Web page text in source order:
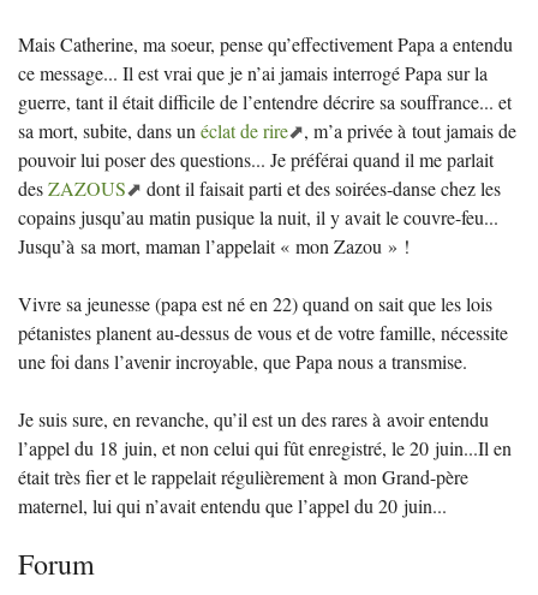
Mais Catherine, ma soeur, pense qu’effectivement Papa a entendu
ce message... Il est vrai que je n’ai jamais interrogé Papa sur la
guerre, tant il était difficile de l’entendre décrire sa souffrance... et
sa mort, subite, dans un éclat de rire
, m’a privée à tout jamais de
pouvoir lui poser des questions... Je préférai quand il me parlait
desZAZOUS
dont il faisait parti et des soirées-danse chez les
copains jusqu’au matin pusique la nuit, il y avait le couvre-feu...
Jusqu’à sa mort, maman l’appelait « mon Zazou » !
Vivre sa jeunesse (papa est né en 22) quand on sait que les lois
pétanistes planent au-dessus de vous et de votre famille, nécessite
une foi dans l’avenir incroyable, que Papa nous a transmise.
Je suis sure, en revanche, qu’il est un des rares à avoir entendu
l’appel du 18 juin, et non celui qui fût enregistré, le 20 juin...Il en
était très fier et le rappelait régulièrement à mon Grand-père
maternel, lui qui n’avait entendu que l’appel du 20 juin...
Forum